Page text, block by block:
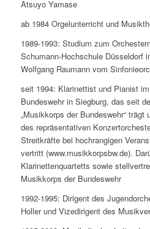
Atsuyo Yamase
ab 1984 Orgelunterricht und
1989-1993: Studium zum
Schumann-Hochschule Düsseldorf
Wolfgang Raumann vom
seit 1994: Klarinettist und Pianist
Bundeswehr in Siegburg, das seit
„Musikkorps der Bundeswehr“
des repräsentativen
Streitkräfte bei hochrangigen
vertritt (www.musikkorpsbw.de).
Klarinettenquartetts sowie
Musikkorps der Bundeswehr
1992-1995: Dirigent des
Holler und Vizedirigent des